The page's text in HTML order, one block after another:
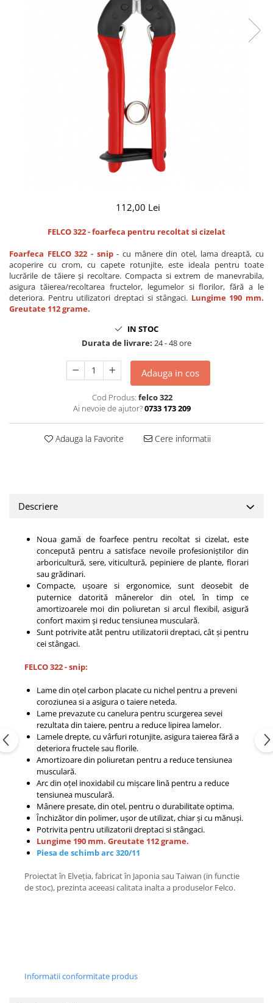
CUTITE PENTRU ALTOIT
FOARFECE ELECTRICE SI ACCESORII
UNELTE PENTRU GRADINARIT
112,00 Lei
FELCO 322 - foarfeca pentru recoltat si cizelat
Foarfeca FELCO 322 - snip- cu mânere din otel, lama dreaptă, cu
acoperire cu crom, cu capete rotunjite, este ideala pentru toate
lucrările de tăiere și recoltare. Compacta si extrem de manevrabila,
asigura tăierea/recoltarea fructelor, legumelor si florilor, fără a le
deteriora. Pentru utilizatori dreptaci si stângaci. Lungime 190 mm.
Greutate 112 grame.
IN STOC
Durata de livrare: 24 - 48 ore
Adauga in cos
Cod Produs: felco 322
Ai nevoie de ajutor?0733 173 209
Adauga la Favorite Cere informatii
Descriere
Noua gamă de foarfece pentru recoltat si cizelat, este
concepută pentru a satisface nevoile profesioniștilor din
arboricultură, sere, viticultură, pepiniere de plante, florari
sau grădinari.
Compacte, ușoare si ergonomice, sunt deosebit de
puternice datorită mânerelor din otel, în timp ce
amortizoarele moi din poliuretan si arcul flexibil, asigură
confort maxim și reduc tensiunea musculară.
Sunt potrivite atât pentru utilizatorii dreptaci, cât și pentru
cei stângaci.
FELCO 322 - snip:
Lame din oțel carbon placate cu nichel pentru a preveni
coroziunea si a asigura o taiere neteda.
Lame prevazute cu canelura pentru scurgerea sevei
rezultata din taiere, pentru a reduce lipirea lamelor.
Lamele drepte, cu vârfuri rotunjite, asigura taierea fără a
deteriora fructele sau florile.
Amortizoare din poliuretan pentru a reduce tensiunea
musculară.
Arc din oțel inoxidabil cu mișcare lină pentru a reduce
tensiunea musculară.
Mânere presate, din otel, pentru o durabilitate optima.
Închizător din polimer, ușor de utilizat, chiar și cu mănuși.
Potrivita pentru utilizatorii dreptaci si stângaci.
Lungime 190 mm. Greutate 112 grame.
Piesa de schimb arc 320/11
Proiectat în Elveția, fabricat în Japonia sau Taiwan (in functie
de stoc), prezinta aceeasi calitata inalta a produselor Felco.
Informatii conformitate produs